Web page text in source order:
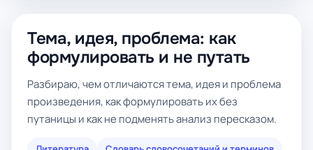
Тема, идея, проблема: как
формулировать и не путать
Разбираю, чем отличаются тема, идея и проблема
произведения, как формулировать их без
путаницы и как не подменять анализ пересказом.